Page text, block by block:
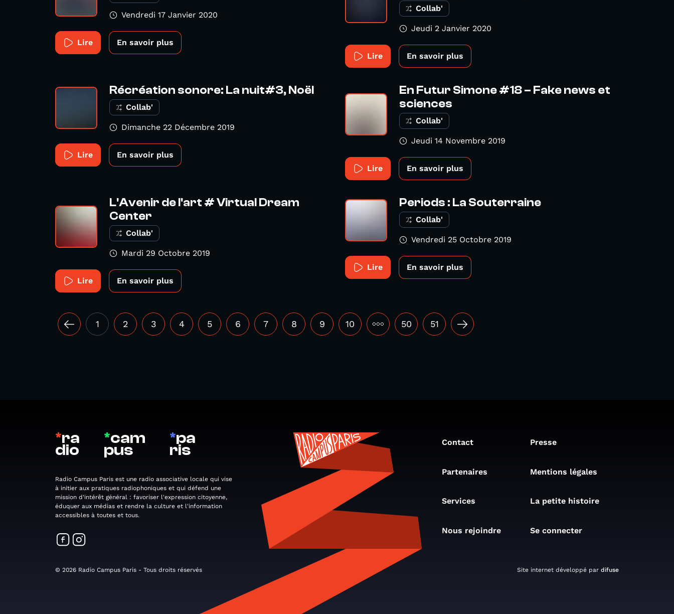
Vendredi 17 Janvier 2020
Lire En savoir plus
Collab'
Jeudi 2 Janvier 2020
Lire En savoir plus
Récréation sonore: La nuit#3, Noël
Collab'
Dimanche 22 Décembre 2019
Lire En savoir plus
En Futur Simone #18 – Fake news et
sciences
Collab'
Jeudi 14 Novembre 2019
Lire En savoir plus
L'Avenir de l'art # Virtual Dream
Center
Collab'
Mardi 29 Octobre 2019
Lire En savoir plus
Periods : La Souterraine
Collab'
Vendredi 25 Octobre 2019
Lire En savoir plus
1 2 3 4 5 6 7 8 9 10 ••• 50 51
*ra
dio
*cam
pus
*pa
ris
Radio Campus Paris est une radio associative locale qui vise
à initier aux pratiques radiophoniques et qui défend une
mission d'intérêt général : favoriser l'expression citoyenne,
éduquer aux médias et rendre la culture et l'information
accessibles à toutes et tous.
Contact Presse
Partenaires Mentions légales
Services La petite histoire
Nous rejoindre Se connecter
© 2026 Radio Campus Paris - Tous droits réservés Site internet développé par difuse